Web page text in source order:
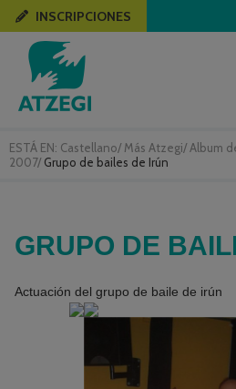
ESTÁ EN: Castellano/ Más Atzegi/ Album
2007/ Grupo de bailes de Irún
INSCRIPCIONES
GRUPO DE
Actuación del grupo de baile de irún